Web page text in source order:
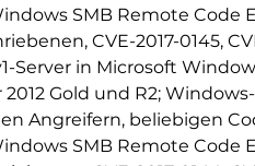
SMB Remote
CVE-2017-0145,
Server in Microsoft
Gold und R2;
Angreifern, beliebigen
SMB Remote